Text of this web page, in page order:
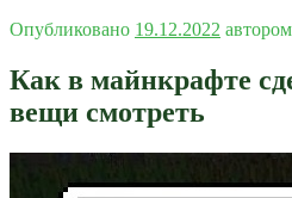
Опубликовано 19.12.2022 автором
Как в майнкрафте
вещи смотреть